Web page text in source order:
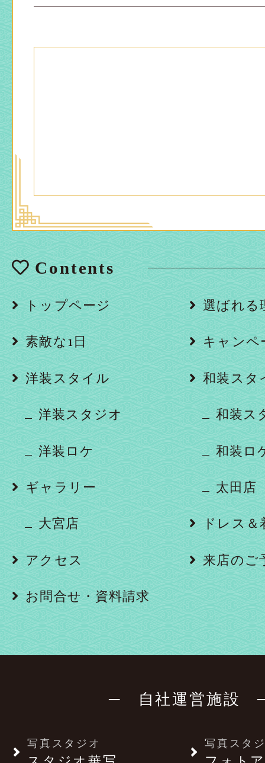
Contents
トップページ 選ばれる
素敵な1日 キャンペ
洋装スタイル
洋装スタジオ
洋装ロケ
和装スタ
和装ス
和装ロ
ギャラリー 太田店
大宮店 ドレス＆
アクセス 来店のご
お問合せ・資料請求
─ 自社運営施設
写真スタジオ 写真スタ